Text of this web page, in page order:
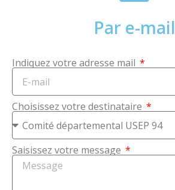
Par e-mail
Indiquez votre adresse mail
Choisissez votre destinataire
Saisissez votre message